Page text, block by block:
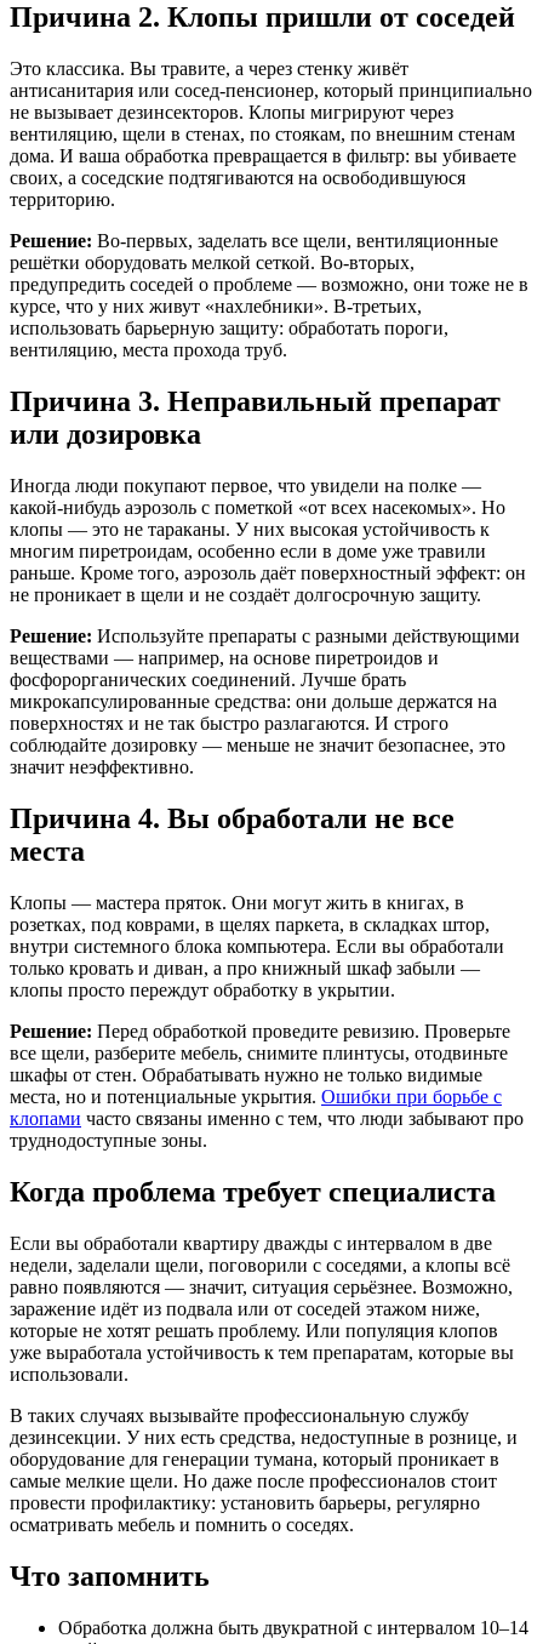
Причина 2. Клопы пришли от соседей
Это классика. Вы травите, а через стенку живёт
антисанитария или сосед-пенсионер, который принципиально
не вызывает дезинсекторов. Клопы мигрируют через
вентиляцию, щели в стенах, по стоякам, по внешним стенам
дома. И ваша обработка превращается в фильтр: вы убиваете
своих, а соседские подтягиваются на освободившуюся
территорию.
Решение: Во-первых, заделать все щели, вентиляционные
решётки оборудовать мелкой сеткой. Во-вторых,
предупредить соседей о проблеме — возможно, они тоже не в
курсе, что у них живут «нахлебники». В-третьих,
использовать барьерную защиту: обработать пороги,
вентиляцию, места прохода труб.
Причина 3. Неправильный препарат
или дозировка
Иногда люди покупают первое, что увидели на полке —
какой-нибудь аэрозоль с пометкой «от всех насекомых». Но
клопы — это не тараканы. У них высокая устойчивость к
многим пиретроидам, особенно если в доме уже травили
раньше. Кроме того, аэрозоль даёт поверхностный эффект: он
не проникает в щели и не создаёт долгосрочную защиту.
Решение: Используйте препараты с разными действующими
веществами — например, на основе пиретроидов и
фосфорорганических соединений. Лучше брать
микрокапсулированные средства: они дольше держатся на
поверхностях и не так быстро разлагаются. И строго
соблюдайте дозировку — меньше не значит безопаснее, это
значит неэффективно.
Причина 4. Вы обработали не все
места
Клопы — мастера пряток. Они могут жить в книгах, в
розетках, под коврами, в щелях паркета, в складках штор,
внутри системного блока компьютера. Если вы обработали
только кровать и диван, а про книжный шкаф забыли —
клопы просто переждут обработку в укрытии.
Решение: Перед обработкой проведите ревизию. Проверьте
все щели, разберите мебель, снимите плинтусы, отодвиньте
шкафы от стен. Обрабатывать нужно не только видимые
места, но и потенциальные укрытия. Ошибки при борьбе с
клопами часто связаны именно с тем, что люди забывают про
труднодоступные зоны.
Когда проблема требует специалиста
Если вы обработали квартиру дважды с интервалом в две
недели, заделали щели, поговорили с соседями, а клопы всё
равно появляются — значит, ситуация серьёзнее. Возможно,
заражение идёт из подвала или от соседей этажом ниже,
которые не хотят решать проблему. Или популяция клопов
уже выработала устойчивость к тем препаратам, которые вы
использовали.
В таких случаях вызывайте профессиональную службу
дезинсекции. У них есть средства, недоступные в рознице, и
оборудование для генерации тумана, который проникает в
самые мелкие щели. Но даже после профессионалов стоит
провести профилактику: установить барьеры, регулярно
осматривать мебель и помнить о соседях.
Что запомнить
Обработка должна быть двукратной с интервалом 10–14